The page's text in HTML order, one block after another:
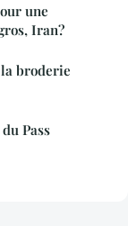
une
Iran?
broderie
Pass